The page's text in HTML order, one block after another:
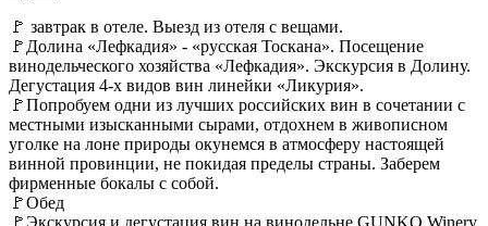
🚩 завтрак в отеле. Выезд из отеля с вещами.
🚩Долина «Лефкадия» - «русская Тоскана». Посещение
винодельческого хозяйства «Лефкадия». Экскурсия в Долину.
Дегустация 4-х видов вин линейки «Ликурия».
🚩Попробуем одни из лучших российских вин в сочетании с
местными изысканными сырами, отдохнем в живописном
уголке на лоне природы окунемся в атмосферу настоящей
винной провинции, не покидая пределы страны. Заберем
фирменные бокалы с собой.
🚩Обед
🚩Экскурсия и дегустация вин на винодельне GUNKO Winery